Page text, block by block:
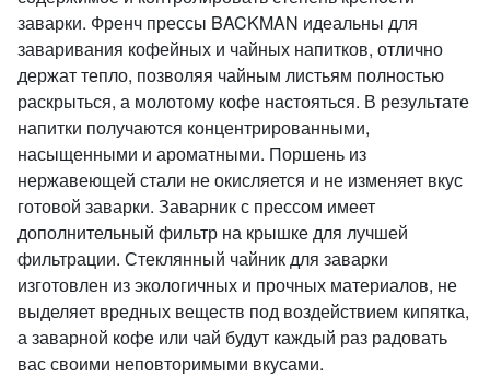
заварки. Френч прессы BACKMAN идеальны для
заваривания кофейных и чайных напитков, отлично
держат тепло, позволяя чайным листьям полностью
раскрыться, а молотому кофе настояться. В результате
напитки получаются концентрированными,
насыщенными и ароматными. Поршень из
нержавеющей стали не окисляется и не изменяет вкус
готовой заварки. Заварник с прессом имеет
дополнительный фильтр на крышке для лучшей
фильтрации. Стеклянный чайник для заварки
изготовлен из экологичных и прочных материалов, не
выделяет вредных веществ под воздействием кипятка,
а заварной кофе или чай будут каждый раз радовать
вас своими неповторимыми вкусами.